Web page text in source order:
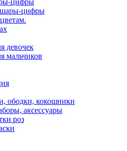
цифры
девочек
мальчиков
ободки, кокошники
аксессуары
роз